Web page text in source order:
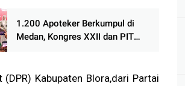
1.200 Apoteker Berkumpul di
Medan, Kongres XXII dan PIT
Kabupaten Blora,dari Partai